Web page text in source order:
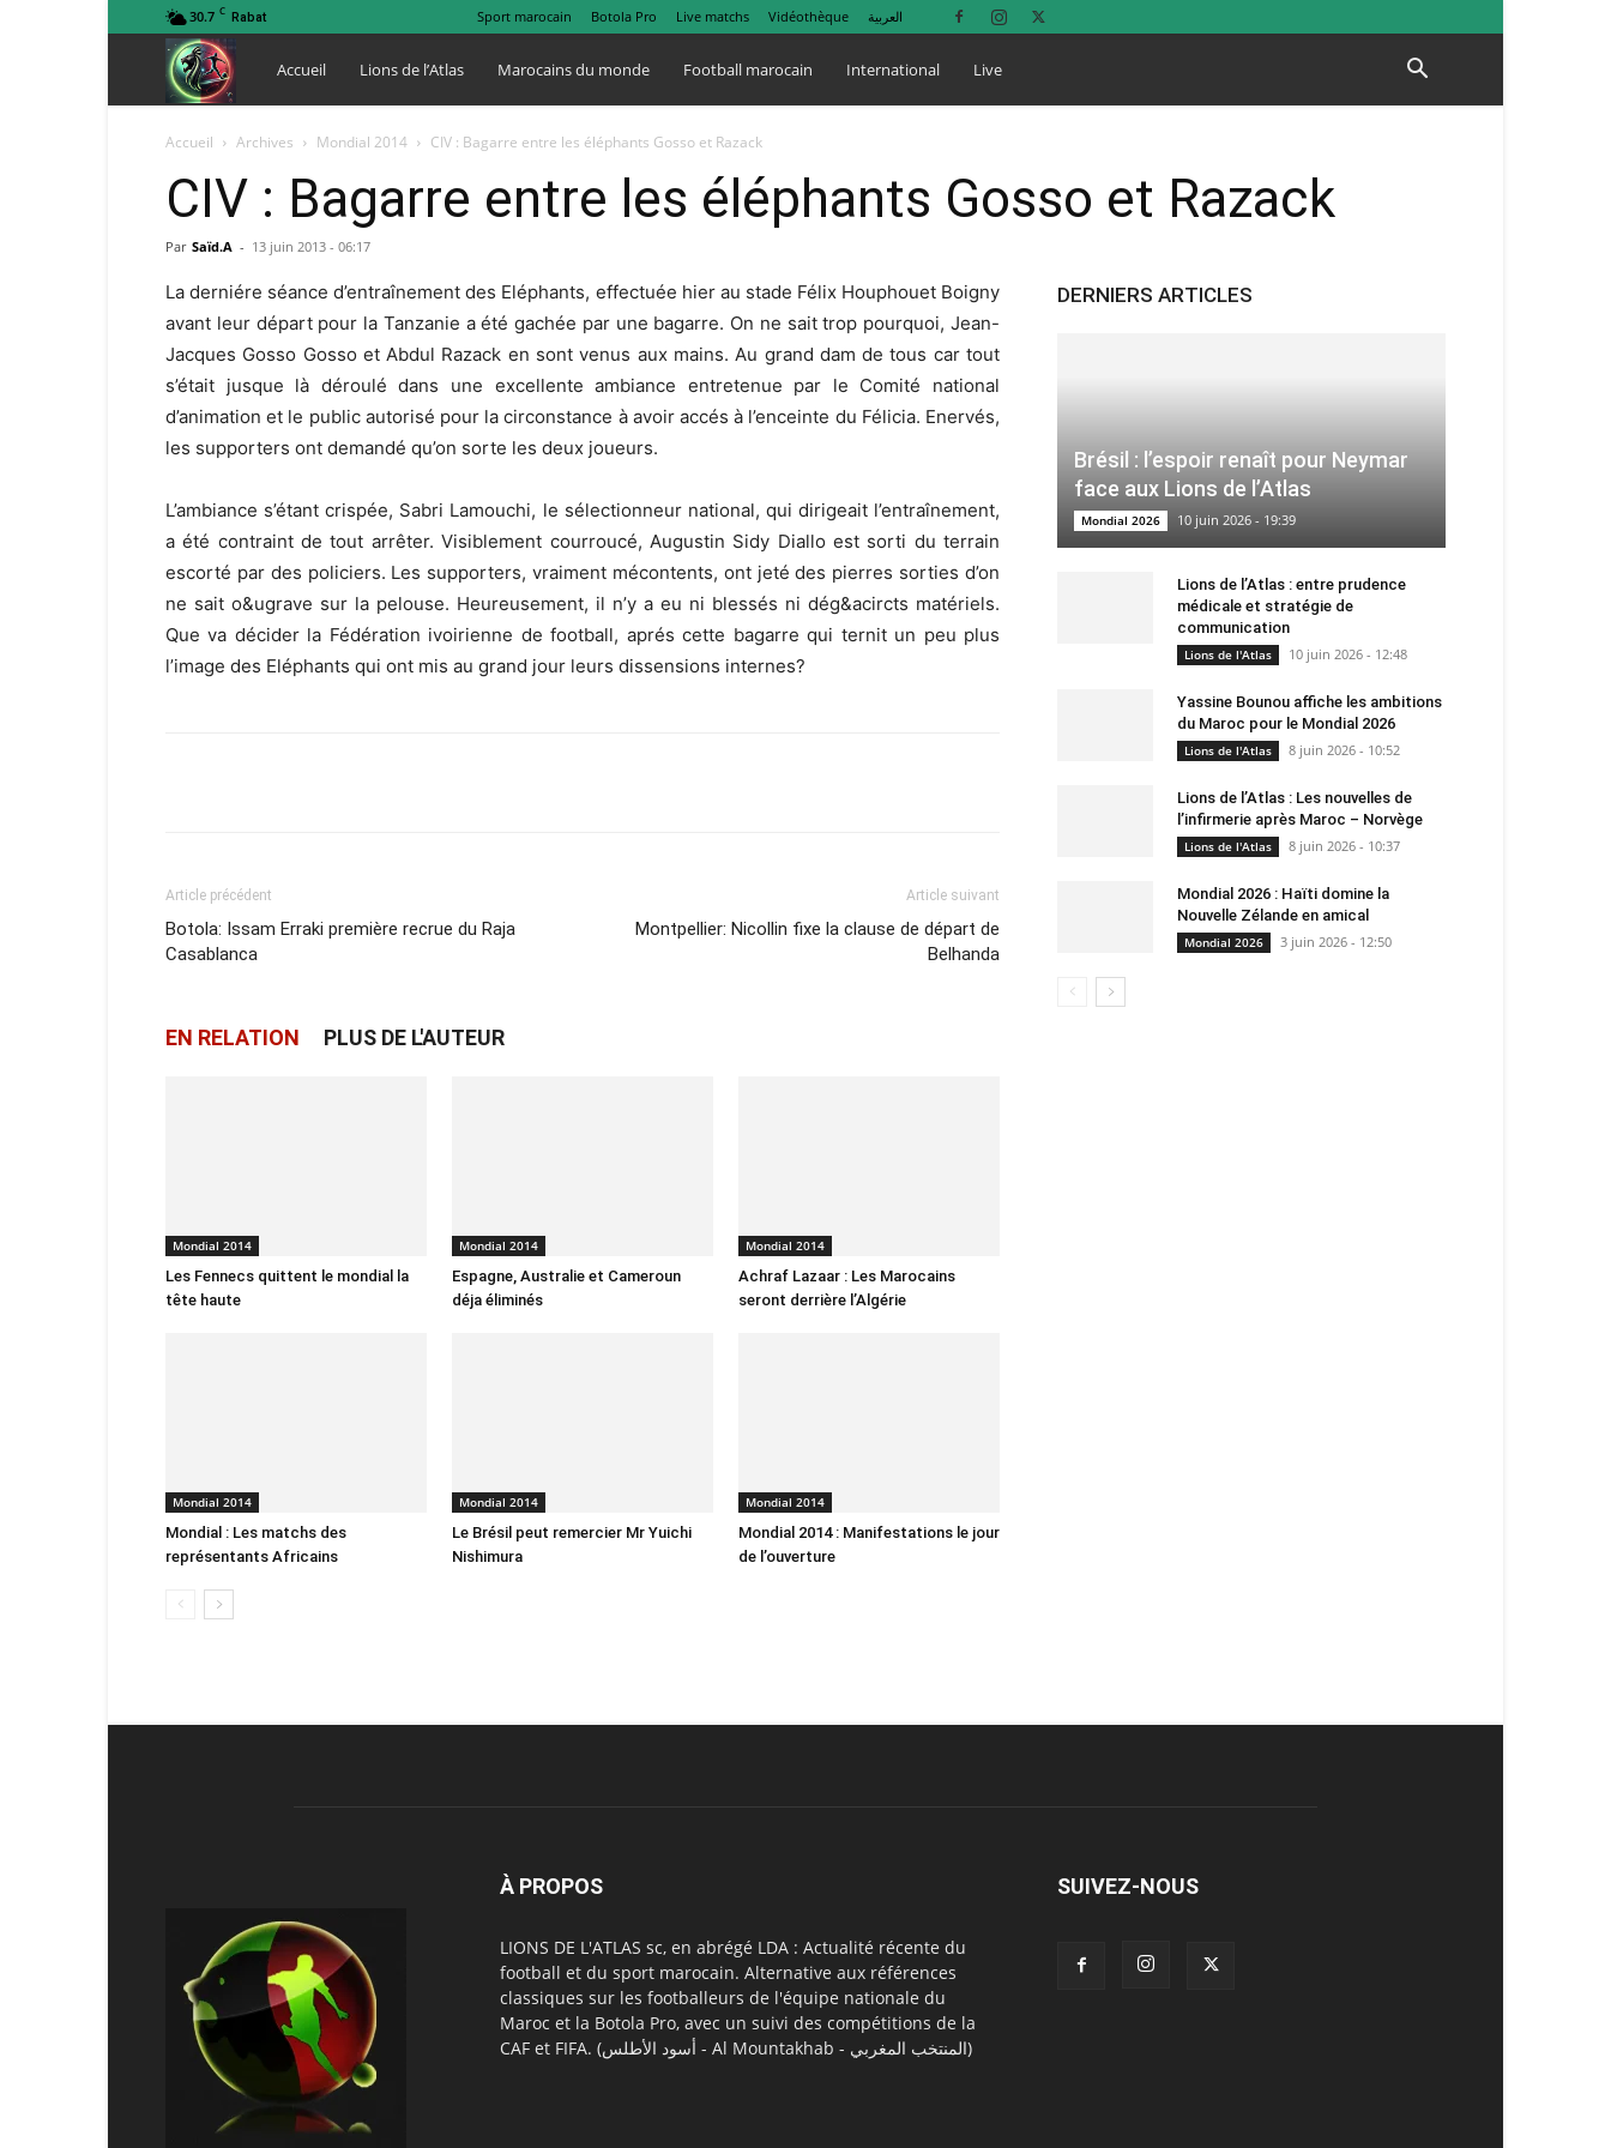
30.7 C Rabat Sport marocain Botola Pro Live matchs Vidéothèque العربية
Lions
de
Atlas
Accueil Lions de l’Atlas Marocains du monde Football marocain International Live
Accueil Archives Mondial 2014 CIV : Bagarre entre les éléphants Gosso et Razack
CIV : Bagarre entre les éléphants Gosso et Razack
Par Saïd.A - 13 juin 2013 - 06:17
La derniére séance d’entraînement des Eléphants, effectuée hier au stade Félix Houphouet Boigny
avant leur départ pour la Tanzanie a été gachée par une bagarre. On ne sait trop pourquoi, Jean-
Jacques Gosso Gosso et Abdul Razack en sont venus aux mains. Au grand dam de tous car tout
s’était jusque là déroulé dans une excellente ambiance entretenue par le Comité national
d’animation et le public autorisé pour la circonstance à avoir accés à l’enceinte du Félicia. Enervés,
les supporters ont demandé qu’on sorte les deux joueurs.
L’ambiance s’étant crispée, Sabri Lamouchi, le sélectionneur national, qui dirigeait l’entraînement,
a été contraint de tout arrêter. Visiblement courroucé, Augustin Sidy Diallo est sorti du terrain
escorté par des policiers. Les supporters, vraiment mécontents, ont jeté des pierres sorties d’on
ne sait o&ugrave sur la pelouse. Heureusement, il n’y a eu ni blessés ni dég&acircts matériels.
Que va décider la Fédération ivoirienne de football, aprés cette bagarre qui ternit un peu plus
l’image des Eléphants qui ont mis au grand jour leurs dissensions internes?
Article précédent
Botola: Issam Erraki première recrue du Raja
Casablanca
Article suivant
Montpellier: Nicollin fixe la clause de départ de
Belhanda
EN RELATION PLUS DE L'AUTEUR
Mondial 2014
Les Fennecs quittent le mondial la
tête haute
Mondial 2014
Espagne, Australie et Cameroun
déja éliminés
Mondial 2014
Achraf Lazaar : Les Marocains
seront derrière l’Algérie
Mondial 2014
Mondial : Les matchs des
représentants Africains
Mondial 2014
Le Brésil peut remercier Mr Yuichi
Nishimura
Mondial 2014
Mondial 2014 : Manifestations le jour
de l’ouverture
DERNIERS ARTICLES
Brésil : l’espoir renaît pour Neymar
face aux Lions de l’Atlas
Mondial 2026 10 juin 2026 - 19:39
Lions de l’Atlas : entre prudence
médicale et stratégie de
communication
Lions de l'Atlas 10 juin 2026 - 12:48
Yassine Bounou affiche les ambitions
du Maroc pour le Mondial 2026
Lions de l'Atlas 8 juin 2026 - 10:52
Lions de l’Atlas : Les nouvelles de
l’infirmerie après Maroc – Norvège
Lions de l'Atlas 8 juin 2026 - 10:37
Mondial 2026 : Haïti domine la
Nouvelle Zélande en amical
Mondial 2026 3 juin 2026 - 12:50
À PROPOS
LIONS DE L'ATLAS sc, en abrégé LDA : Actualité récente du
football et du sport marocain. Alternative aux références
classiques sur les footballeurs de l'équipe nationale du
Maroc et la Botola Pro, avec un suivi des compétitions de la
CAF et FIFA. (أسود الأطلس - Al Mountakhab - المنتخب المغربي)
SUIVEZ-NOUS